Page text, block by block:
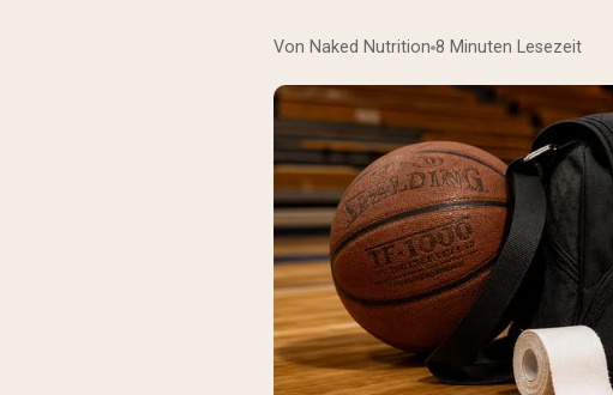
Von Naked Nutrition 8 Minuten Lesezeit